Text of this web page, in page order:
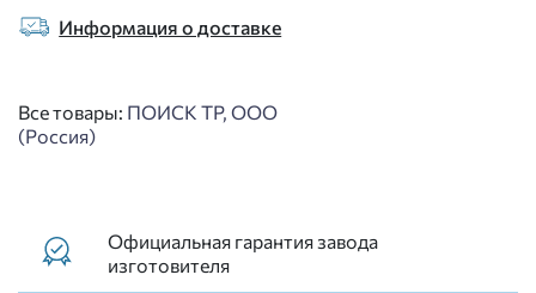
Информация о доставке
Все товары: ПОИСК ТР, ООО
(Россия)
Официальная гарантия завода
изготовителя